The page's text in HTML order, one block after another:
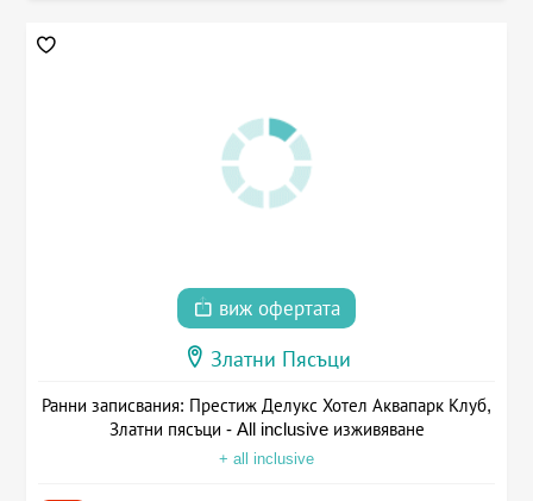
виж офертата
Златни Пясъци
Ранни записвания: Престиж Делукс Хотел Аквапарк Клуб,
Златни пясъци - All inclusive изживяване
+ all inclusive